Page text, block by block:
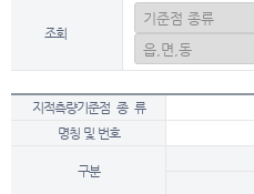
조회
지적측량기준점 종 류
명칭 및 번호
구분